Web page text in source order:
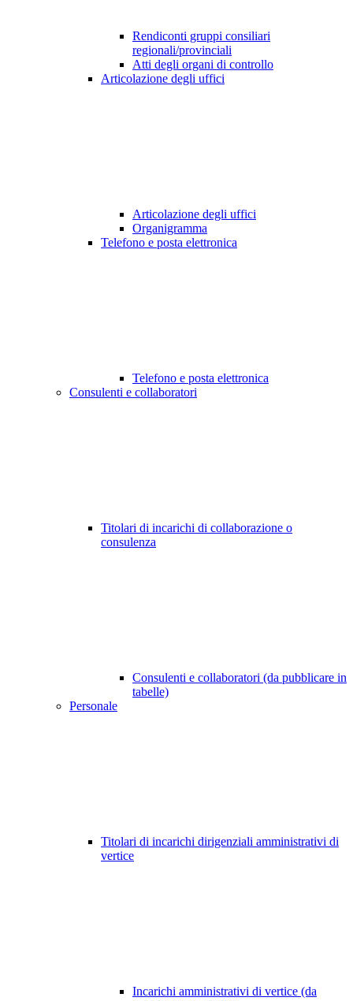
Rendiconti gruppi consiliari
regionali/provinciali
Atti degli organi di controllo
Articolazione degli uffici
Articolazione degli uffici
Organigramma
Telefono e posta elettronica
Telefono e posta elettronica
Consulenti e collaboratori
Titolari di incarichi di collaborazione o
consulenza
Consulenti e collaboratori (da pubblicare in
tabelle)
Personale
Titolari di incarichi dirigenziali amministrativi di
vertice
Incarichi amministrativi di vertice (da